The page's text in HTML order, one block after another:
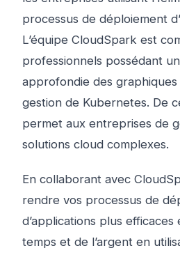
processus de déploiement
L’équipe CloudSpark est
professionnels possédant
approfondie des
gestion de Kubernetes. De
permet aux entreprises de
solutions cloud complexes.
En collaborant avec
rendre vos processus de
d’applications plus
temps et de l’argent en